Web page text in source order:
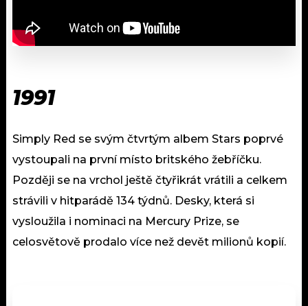
1991
Simply Red se svým čtvrtým albem Stars poprvé
vystoupali na první místo britského žebříčku.
Později se na vrchol ještě čtyřikrát vrátili a celkem
strávili v hitparádě 134 týdnů. Desky, která si
vysloužila i nominaci na Mercury Prize, se
celosvětově prodalo více než devět milionů kopií.